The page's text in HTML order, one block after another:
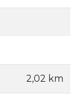
2,02 km